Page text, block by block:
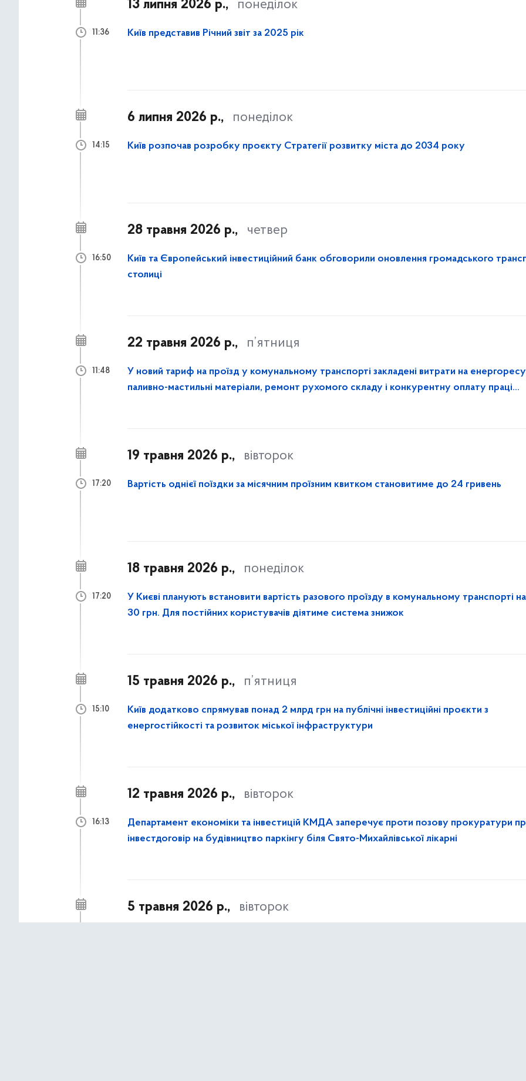
13 липня 2026 р., понеділок
Київ представив Річний звіт за 2025 рік
11:36
6 липня 2026 р., понеділок
Київ розпочав розробку проєкту Стратегії розвитку міста до 2034 року
14:15
28 травня 2026 р., четвер
Київ та Європейський інвестиційний банк обговорили оновлення громадського
столиці
16:50
22 травня 2026 р., п’ятниця
У новий тариф на проїзд у комунальному транспорті закладені витрати на
паливно-мастильні матеріали, ремонт рухомого складу і конкурентну оплату праці
11:48
19 травня 2026 р., вівторок
Вартість однієї поїздки за місячним проїзним квитком становитиме до 24 гривень
17:20
18 травня 2026 р., понеділок
У Києві планують встановити вартість разового проїзду в комунальному транспорті на
30 грн. Для постійних користувачів діятиме система знижок
17:20
15 травня 2026 р., п’ятниця
Київ додатково спрямував понад 2 млрд грн на публічні інвестиційні проєкти з
енергостійкості та розвиток міської інфраструктури
15:10
12 травня 2026 р., вівторок
Департамент економіки та інвестицій КМДА заперечує проти позову прокуратури
інвестдоговір на будівництво паркінгу біля Свято-Михайлівської лікарні
16:13
5 травня 2026 р., вівторок